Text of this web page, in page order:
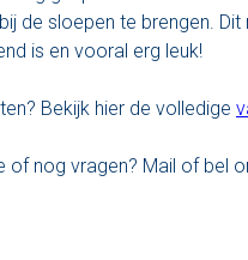
de sloepen te brengen.
is en vooral erg leuk!
Bekijk hier de volledige
of nog vragen? Mail of bel